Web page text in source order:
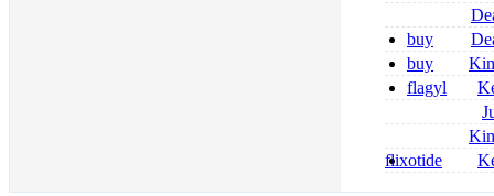
dapsone site
tizanidine
sans
buy
pregabalin
pregabalin
buy
zolpidem usa
flagyl
online
roxithromycin
sécurité
nolvadex
flixotide